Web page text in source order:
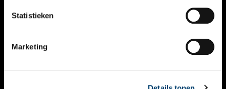
Statistieken
Marketing
NIEUWS
KALENDER